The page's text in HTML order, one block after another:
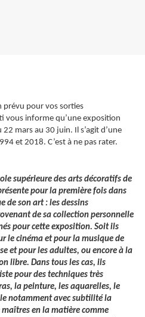
prévu pour vos sorties
vous informe qu’une exposition
mars au 30 juin. Il s’agit d’une
et 2018. C’est à ne pas rater.
supérieure des arts décoratifs de
pour la première fois dans
de son art : les dessins
de sa collection personnelle
pour cette exposition. Soit ils
le cinéma et pour la musique de
et pour les adultes, ou encore à la
libre. Dans tous les cas, ils
pour des techniques très
la peinture, les aquarelles, le
notamment avec subtilité la
en la matière comme